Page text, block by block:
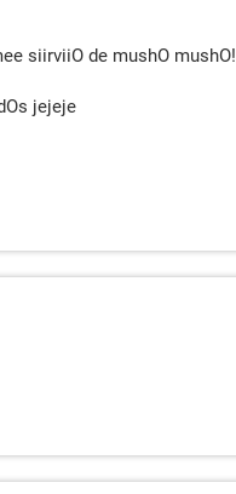
siirviiO de mushO mushO!
jejeje